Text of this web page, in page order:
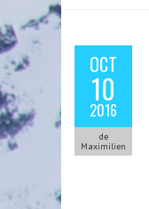
OCT
10
2016
de
Maximilien